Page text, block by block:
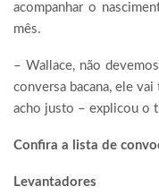
acompanhar o
mês.
– Wallace, não
conversa bacana, ele
acho justo – explicou o
Confira a lista de
Levantadores